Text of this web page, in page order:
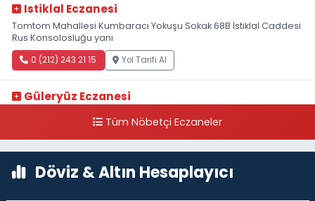
Istiklal Eczanesi
Tomtom Mahallesi Kumbaracı Yokuşu Sokak 68B İstiklal Caddesi
Rus Konsolosluğu yanı
0 (212) 243 21 15 Yol Tarifi Al
Güleryüz Eczanesi
kalaycıbahçe Meydana DoğruTüm Nöbetçi Eczaneler
Döviz & Altın Hesaplayıcı